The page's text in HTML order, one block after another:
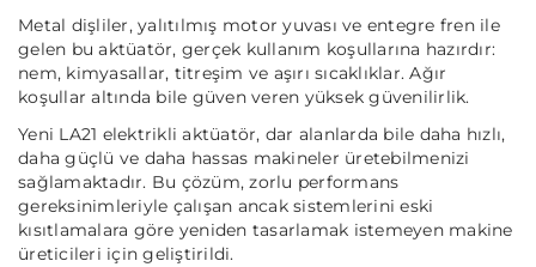
Metal dişliler, yalıtılmış motor yuvası ve entegre fren ile
gelen bu aktüatör, gerçek kullanım koşullarına hazırdır:
nem, kimyasallar, titreşim ve aşırı sıcaklıklar. Ağır
koşullar altında bile güven veren yüksek güvenilirlik.
Yeni LA21 elektrikli aktüatör, dar alanlarda bile daha hızlı,
daha güçlü ve daha hassas makineler üretebilmenizi
sağlamaktadır. Bu çözüm, zorlu performans
gereksinimleriyle çalışan ancak sistemlerini eski
kısıtlamalara göre yeniden tasarlamak istemeyen makine
üreticileri için geliştirildi.